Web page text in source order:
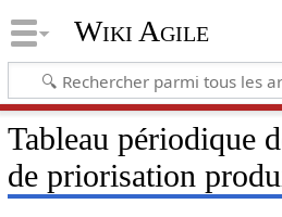
Wiki Agile
Tableau périodique
de priorisation